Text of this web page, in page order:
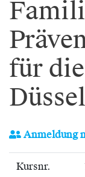
für
Anmeldung
Kursnr.